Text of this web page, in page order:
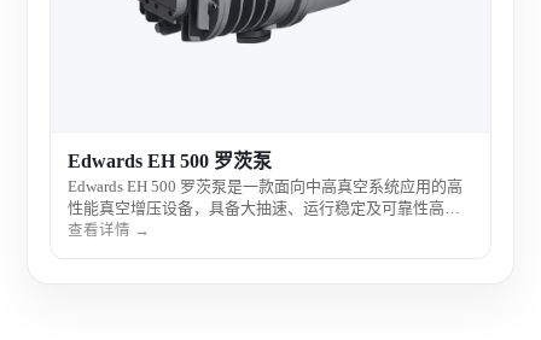
Edwards EH 500 罗茨泵
Edwards EH 500 罗茨泵是一款面向中高真空系统应用的高
性能真空增压设备，具备大抽速、运行稳定及可靠性高等
特点，通常与前级真空泵配套使用，可显著提升系统抽气
查看详情 →